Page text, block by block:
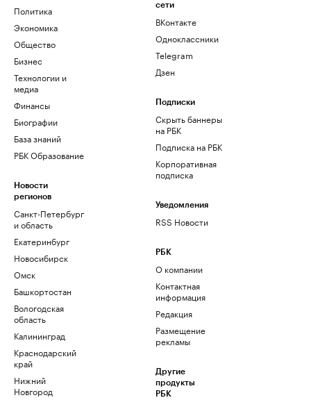
Политика
Экономика
Общество
Бизнес
Технологии и
медиа
Финансы
Биографии
База знаний
РБК Образование
Новости
регионов
Санкт-Петербург
и область
Екатеринбург
Новосибирск
Омск
Башкортостан
Вологодская
область
Калининград
Краснодарский
край
Нижний
Новгород
сети
ВКонтакте
Одноклассники
Telegram
Дзен
Подписки
Скрыть баннеры
на РБК
Подписка на РБК
Корпоративная
подписка
Уведомления
RSS Новости
РБК
О компании
Контактная
информация
Редакция
Размещение
рекламы
Другие
продукты
РБК